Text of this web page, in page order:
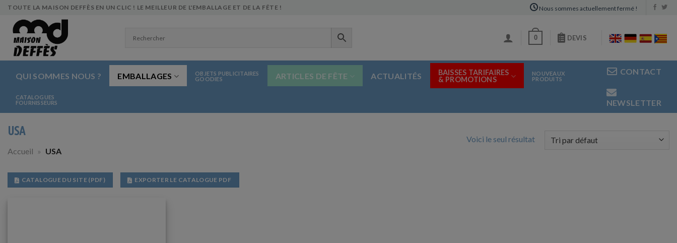
Skip
content
TOUTE LA MAISON DEFFÈS EN UN CLIC ! LE MEILLEUR DE L'EMBALLAGE ET DE LA FÊTE ! Nous sommes actuellement fermé !
0 DEVIS
QUI SOMMES NOUS ? EMBALLAGES
OBJETS PUBLICITAIRES
GOODIES
ARTICLES DE FÊTE ACTUALITÉS
BAISSES TARIFAIRES
& PROMOTIONS
NOUVEAUX
PRODUITS
CATALOGUES
FOURNISSEURS
CONTACT
NEWSLETTER
USA
Accueil » USA
Voici le seul résultat
CATALOGUE DU SITE (PDF) EXPORTER LE CATALOGUE PDF